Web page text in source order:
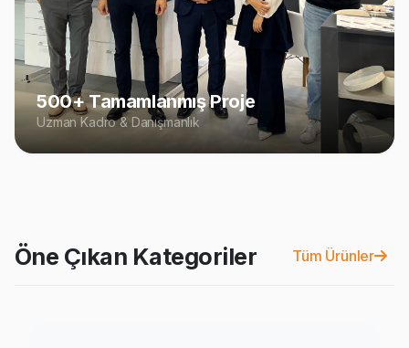
500+ Tamamlanmış Proje
Uzman Kadro & Danışmanlık
Öne Çıkan Kategoriler Tüm Ürünler